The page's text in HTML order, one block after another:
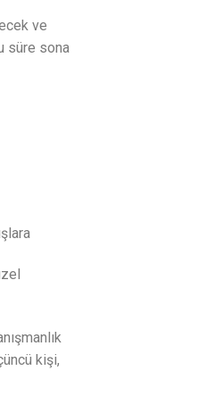
ve
süre sona
kişi,